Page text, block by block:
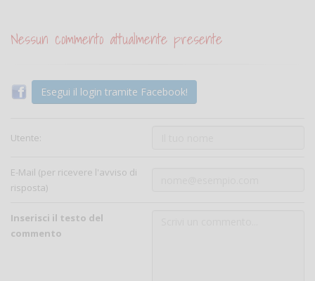
Nessun commento attualmente presente
Esegui il login tramite Facebook!
Utente:
E-Mail (per ricevere l'avviso di
risposta)
Inserisci il testo del
commento